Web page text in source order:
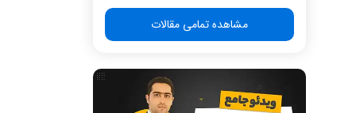
مشاهده تمامی مقالات